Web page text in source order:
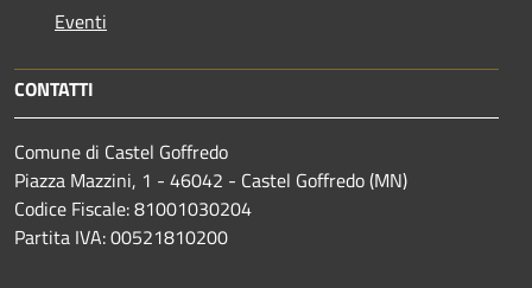
Eventi
CONTATTI
Comune di Castel Goffredo
Piazza Mazzini, 1 - 46042 - Castel Goffredo (MN)
Codice Fiscale: 81001030204
Partita IVA: 00521810200